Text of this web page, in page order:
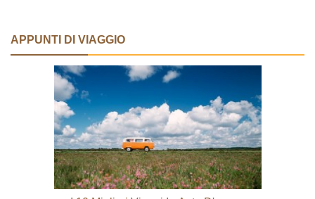
APPUNTI DI VIAGGIO